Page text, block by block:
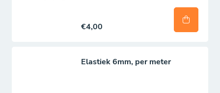
€4,00
Elastiek 6mm, per meter